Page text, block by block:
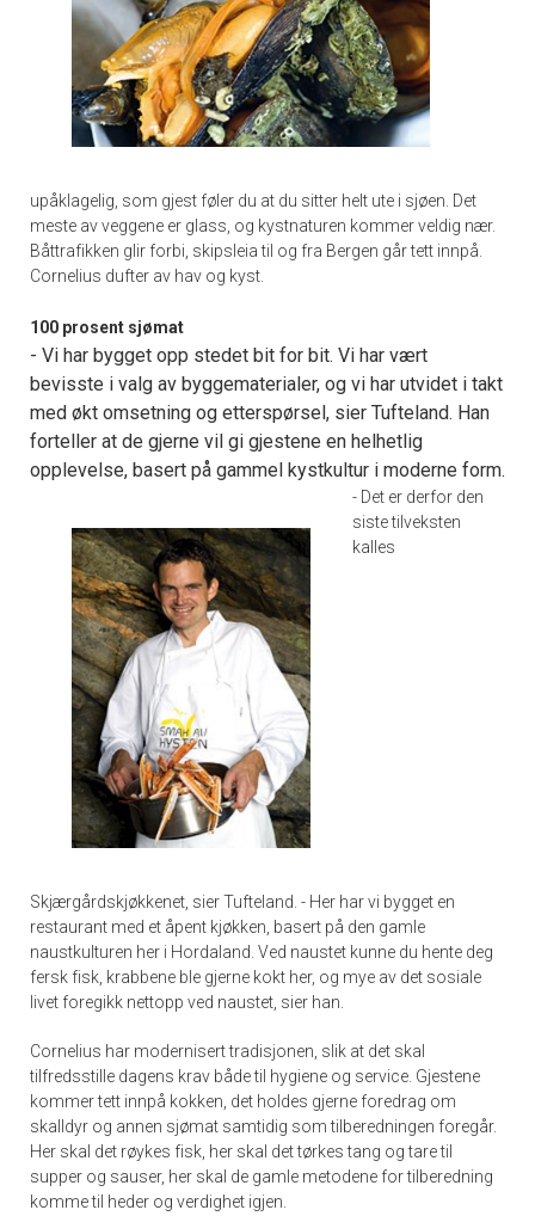
upåklagelig, som gjest føler du at du sitter helt ute i sjøen. Det
meste av veggene er glass, og kystnaturen kommer veldig nær.
Båttrafikken glir forbi, skipsleia til og fra Bergen går tett innpå.
Cornelius dufter av hav og kyst.
100 prosent sjømat
- Vi har bygget opp stedet bit for bit. Vi har vært
bevisste i valg av byggematerialer, og vi har utvidet i takt
med økt omsetning og etterspørsel, sier Tufteland. Han
forteller at de gjerne vil gi gjestene en helhetlig
opplevelse, basert på gammel kystkultur i moderne form.
- Det er derfor den
siste tilveksten
kalles
Skjærgårdskjøkkenet, sier Tufteland. - Her har vi bygget en
restaurant med et åpent kjøkken, basert på den gamle
naustkulturen her i Hordaland. Ved naustet kunne du hente deg
fersk fisk, krabbene ble gjerne kokt her, og mye av det sosiale
livet foregikk nettopp ved naustet, sier han.
Cornelius har modernisert tradisjonen, slik at det skal
tilfredsstille dagens krav både til hygiene og service. Gjestene
kommer tett innpå kokken, det holdes gjerne foredrag om
skalldyr og annen sjømat samtidig som tilberedningen foregår.
Her skal det røykes fisk, her skal det tørkes tang og tare til
supper og sauser, her skal de gamle metodene for tilberedning
komme til heder og verdighet igjen.